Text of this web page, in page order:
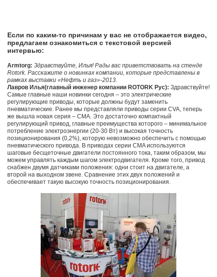
Если по каким-то причинам у вас не отображается видео,
предлагаем ознакомиться с текстовой версией
интервью:
Armtorg: Здравствуйте, Илья! Рады вас приветствовать на стенде
Rotork. Расскажите о новинках компании, которые представлены в
рамках выставки «Нефть и газ»-2013.
Лавров Илья(главный инженер компании ROTORK Рус): Здравствуйте!
Самые главные наши новинки сегодня – это электрические
регулирующие приводы, которые должны будут заменить
пневматические. Ранее мы представляли приводы серии CVA, теперь
же вышла новая серия – CMA. Это достаточно компактный
регулирующий привод, главные преимущества которого – минимальное
потребление электроэнергии (20-30 Вт) и высокая точность
позиционирования (0,2%), которую невозможно обеспечить с помощью
пневматического привода. В приводах серии CMA используются
шаговые бесщеточные двигатели постоянного тока, таким образом, мы
можем управлять каждым шагом электродвигателя. Кроме того, привод
снабжен двумя датчиками положения: одни стоит на двигателе, а
второй на выходном звене. Сравнение этих двух положений и
обеспечивает такую высокую точность позиционирования.